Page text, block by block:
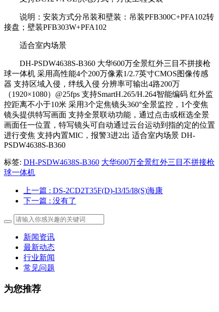
说明：安装方式分吊装和壁装：吊装PFB300C+PFA102转
接盘；壁装PFB303W+PFA102
适合室内场景
DH-PSDW4638S-B360 大华600万全景红外三目不拼接枪
球一体机 采用高性能4个200万像素1/2.7英寸CMOS图像传感
器 支持区域入侵，绊线入侵 分辨率可输出4路200万
（1920×1080）@25fps 支持SmartH.265/H.264智能编码 红外监
控距离不小于10米 采用3个定焦镜头360°全景监控，1个变焦
镜头提供特写画面 支持全景联动功能，通过点击或框选全景
画面任一位置，特写镜头可自动通过云台运动到指的定的位置
进行变焦 支持内置MIC，报警3进2出 适合室内场景 DH-
PSDW4638S-B360
标签: DH-PSDW4638S-B360 大华600万全景红外三目不拼接枪
球一体机
上一篇 : DS-2CD2T35F(D)-I3/I5/I8(S)海康
下一篇 : 没有了
新闻资讯
最新动态
行业新闻
常见问题
为您推荐